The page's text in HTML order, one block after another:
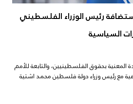
رئيس الوزراء الفلسطيني
السياسية
بحقوق الفلسطينيين، والتابعة للأمم
مع رئيس وزراء دولة فلسطين محمد اشتية